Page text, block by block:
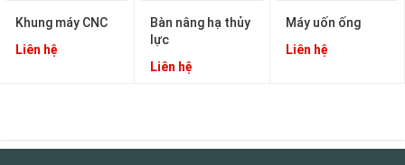
Khung máy CNC
Liên hệ
Bàn nâng hạ thủy
lực
Liên hệ
Máy uốn ống
Liên hệ